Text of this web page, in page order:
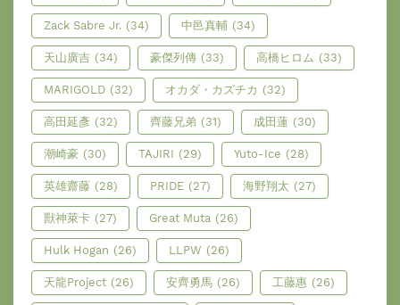
Zack Sabre Jr. (34) 中邑真輔 (34)
天山廣吉 (34) 豪傑列傳 (33) 高橋ヒロム (33)
MARIGOLD (32) オカダ・カズチカ (32)
高田延彥 (32) 齊藤兄弟 (31) 成田蓮 (30)
潮崎豪 (30) TAJIRI (29) Yuto-Ice (28)
英雄齋藤 (28) PRIDE (27) 海野翔太 (27)
獸神萊卡 (27) Great Muta (26)
Hulk Hogan (26) LLPW (26)
天龍Project (26) 安齊勇馬 (26) 工藤惠 (26)